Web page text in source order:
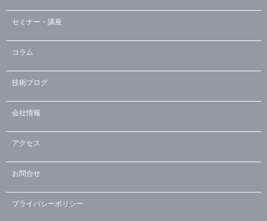
セミナー・講座
コラム
技術ブログ
会社情報
アクセス
お問合せ
プライバシーポリシー